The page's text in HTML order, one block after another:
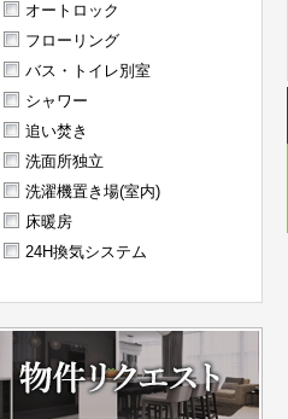
オートロック
フローリング
バス・トイレ別室
シャワー
追い焚き
洗面所独立
洗濯機置き場(室内)
床暖房
24H換気システム